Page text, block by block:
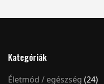
Kategóriák
Életmód / egészség (24)